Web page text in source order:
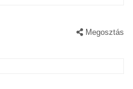
Megosztás